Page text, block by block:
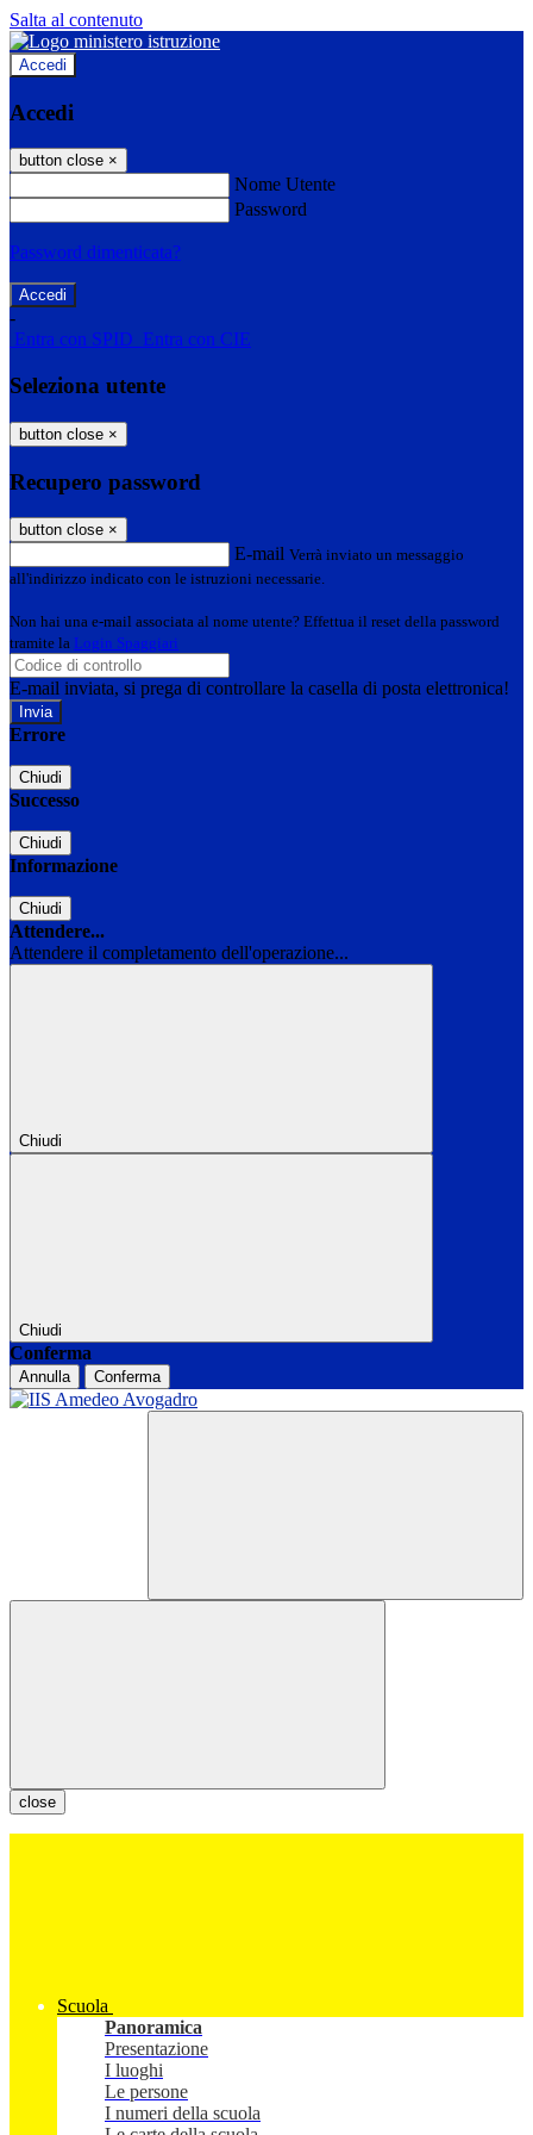
Salta al contenuto
Accedi
Accedi
button close ×
Nome Utente
Password
Password dimenticata?
-
Entra con SPID Entra con CIE
Seleziona utente
button close ×
Recupero password
button close ×
E-mail Verrà inviato un messaggio
all'indirizzo indicato con le istruzioni necessarie.
Non hai una e-mail associata al nome utente? Effettua il reset della password
tramite la Login Spaggiari
E-mail inviata, si prega di controllare la casella di posta elettronica!
Errore
Chiudi
Successo
Chiudi
Informazione
Chiudi
Attendere...
Attendere il completamento dell'operazione...
Chiudi
Chiudi
Conferma
Annulla Conferma
close
Scuola
Panoramica
Presentazione
I luoghi
Le persone
I numeri della scuola